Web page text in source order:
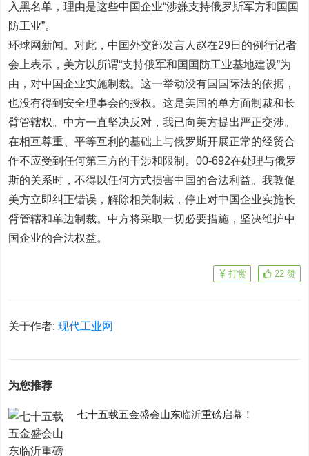
入黑名单，理由是这些中国企业“涉嫌支持俄罗斯军方和国国
防工业”。
环球网新闻。对此，中国外交部发言人赵在29日的例行记者
会上表示，美方以所谓“支持俄军和国国防工业基地建设”为
由，对中国企业实施制裁。这一举动没有国国际法的依据，
也没有得到安全理事会的授权。这是美国的单方面制裁和长
臂管辖权。中方一直坚决反对，我已向美方提出严正交涉。
在相互尊重、平等互利的基础上与俄罗斯开展正常的经贸合
作不应受到任何第三方的干涉和限制。00-692在处理与俄罗
斯的关系时，不得以任何方式损害中国的合法利益。我敦促
美方立即纠正错误，解除相关制裁，停止对中国企业实施长
臂管辖和单边制裁。中方将采取一切必要措施，坚决维护中
国企业的合法权益。
22 赞
打赏
关于作者:现代工业网
为您推荐
七十五载五金盛会山东临沂重磅启幕！